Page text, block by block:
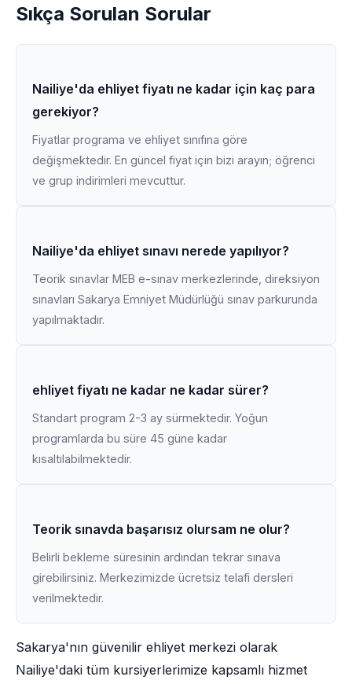
Sıkça Sorulan Sorular
Nailiye'da ehliyet fiyatı ne kadar için kaç para
gerekiyor?
Fiyatlar programa ve ehliyet sınıfına göre
değişmektedir. En güncel fiyat için bizi arayın; öğrenci
ve grup indirimleri mevcuttur.
Nailiye'da ehliyet sınavı nerede yapılıyor?
Teorik sınavlar MEB e-sınav merkezlerinde, direksiyon
sınavları Sakarya Emniyet Müdürlüğü sınav parkurunda
yapılmaktadır.
ehliyet fiyatı ne kadar ne kadar sürer?
Standart program 2-3 ay sürmektedir. Yoğun
programlarda bu süre 45 güne kadar
kısaltılabilmektedir.
Teorik sınavda başarısız olursam ne olur?
Belirli bekleme süresinin ardından tekrar sınava
girebilirsiniz. Merkezimizde ücretsiz telafi dersleri
verilmektedir.
Sakarya'nın güvenilir ehliyet merkezi olarak
Nailiye'daki tüm kursiyerlerimize kapsamlı hizmet